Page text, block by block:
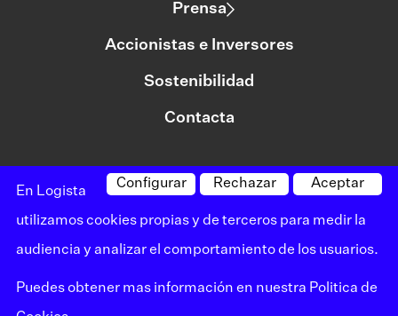
Prensa
Accionistas e Inversores
Sostenibilidad
Contacta
©logista Todos los derechos reservados
Aviso legal
Política de privacidad
Política de cookies
Aceptar
Rechazar
Configurar
En Logista
utilizamos cookies propias y de terceros para medir la
audiencia y analizar el comportamiento de los usuarios.
Puedes obtener mas información en nuestra Politica de